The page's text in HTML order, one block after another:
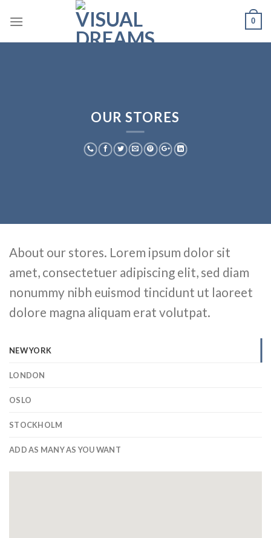
0
OUR STORES
About our stores. Lorem ipsum dolor sit
amet, consectetuer adipiscing elit, sed diam
nonummy nibh euismod tincidunt ut laoreet
dolore magna aliquam erat volutpat.
NEW YORK
LONDON
OSLO
STOCKHOLM
ADD AS MANY AS YOU WANT